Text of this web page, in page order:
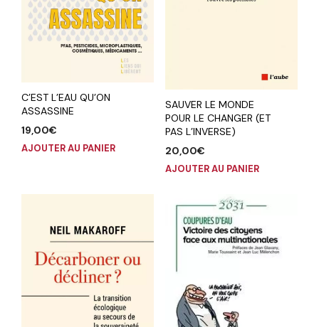
C’EST L’EAU QU’ON
ASSASSINE
19,00€
AJOUTER AU PANIER
SAUVER LE MONDE
POUR LE CHANGER (ET
PAS L’INVERSE)
20,00€
AJOUTER AU PANIER